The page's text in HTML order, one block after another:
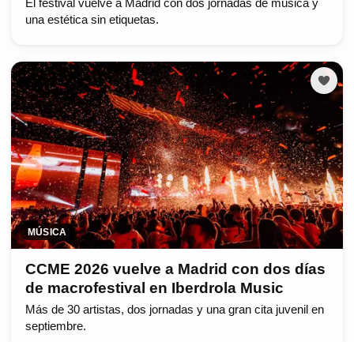
El festival vuelve a Madrid con dos jornadas de música y
una estética sin etiquetas.
MÚSICA
CCME 2026 vuelve a Madrid con dos días
de macrofestival en Iberdrola Music
Más de 30 artistas, dos jornadas y una gran cita juvenil en
septiembre.